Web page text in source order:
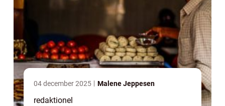
04 december 2025 Malene Jeppesen
redaktionel